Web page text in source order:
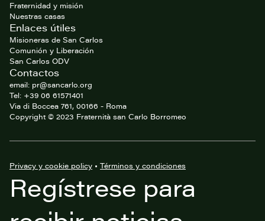
Fraternidad y misión
Nuestras casas
Enlaces útiles
Misioneras de San Carlos
Comunión y Liberación
San Carlos ODV
Contactos
email: pr@sancarlo.org
Tel: +39 06 61571401
Via di Boccea 761, 00166 - Roma
Copyright © 2023 Fraternità san Carlo Borromeo
Privacy y cookie policy • Términos y condiciones
Regístrese para